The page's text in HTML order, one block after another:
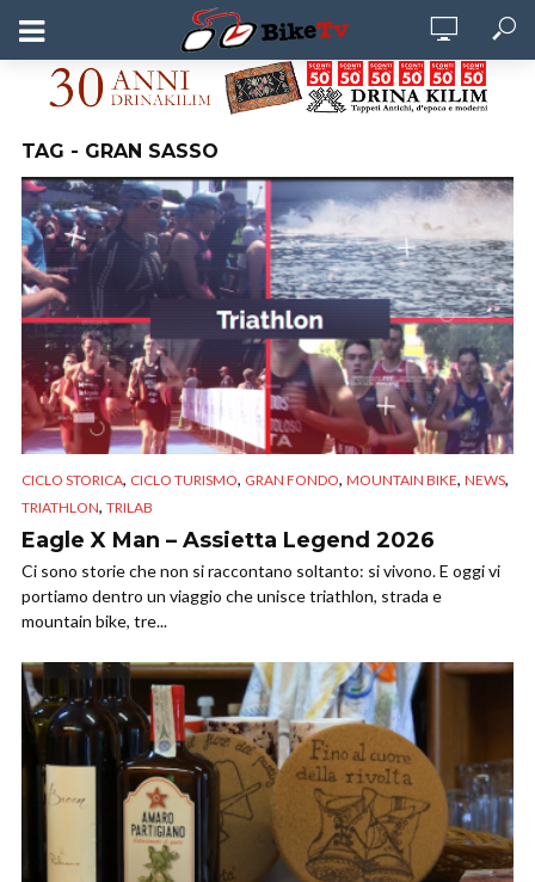
TAG - GRAN SASSO
CICLO STORICA, CICLO TURISMO, GRAN FONDO, MOUNTAIN BIKE, NEWS,
TRIATHLON, TRILAB
Eagle X Man – Assietta Legend 2026
Ci sono storie che non si raccontano soltanto: si vivono. E oggi vi
portiamo dentro un viaggio che unisce triathlon, strada e
mountain bike, tre...